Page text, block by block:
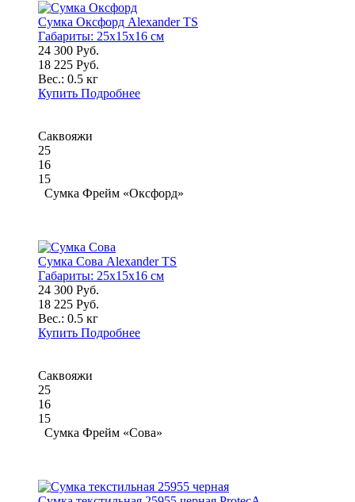
Сумка Оксфорд Alexander TS
Габариты: 25x15x16 см
24 300 Руб.
18 225 Руб.
Вес.: 0.5 кг
Купить Подробнее
Саквояжи
25
16
15
Сумка Фрейм «Оксфорд»
Сумка Сова Alexander TS
Габариты: 25x15x16 см
24 300 Руб.
18 225 Руб.
Вес.: 0.5 кг
Купить Подробнее
Саквояжи
25
16
15
Сумка Фрейм «Сова»